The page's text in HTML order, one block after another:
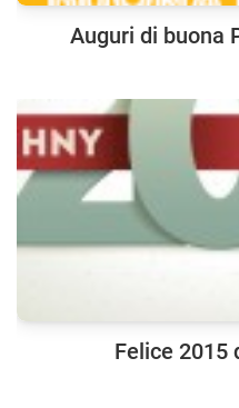
Auguri di buona
Felice 2015